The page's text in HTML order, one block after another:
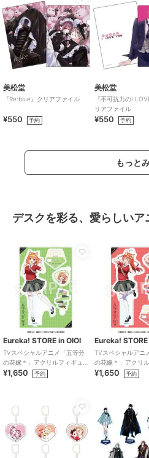
美松堂
『Re:blue』クリアファイル
¥550 予約
美松堂
『不可抗力のI
リアファイル
¥550 予約
もっと
デスクを彩る、愛らしいア
Eureka! STORE in OIOI
TVスペシャルアニメ「五等分
の花嫁＊」アクリルフィギュ
ア 四葉
¥1,650 予約
Eureka! STORE
TVスペシャルアニ
の花嫁＊」アクリ
ア 五月
¥1,650 予約